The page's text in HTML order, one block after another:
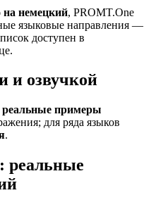
на немецкий, PROMT.One
языковые направления —
доступен в
и озвучкой
реальные примеры
для ряда языков
.
реальные